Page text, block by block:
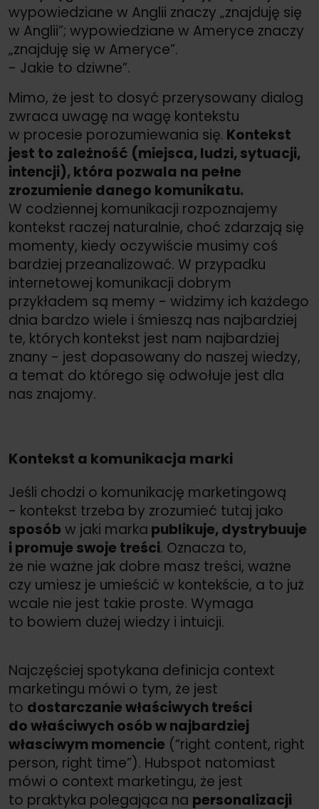
wypowiedziane w Anglii znaczy „znajduję się
w Anglii”; wypowiedziane w Ameryce znaczy
„znajduję się w Ameryce”.
- Jakie to dziwne”.
Mimo, że jest to dosyć przerysowany dialog
zwraca uwagę na wagę kontekstu
w procesie porozumiewania się. Kontekst
jest to zależność (miejsca, ludzi, sytuacji,
intencji), która pozwala na pełne
zrozumienie danego komunikatu.
W codziennej komunikacji rozpoznajemy
kontekst raczej naturalnie, choć zdarzają się
momenty, kiedy oczywiście musimy coś
bardziej przeanalizować. W przypadku
internetowej komunikacji dobrym
przykładem są memy - widzimy ich każdego
dnia bardzo wiele i śmieszą nas najbardziej
te, których kontekst jest nam najbardziej
znany - jest dopasowany do naszej wiedzy,
a temat do którego się odwołuje jest dla
nas znajomy.
Kontekst a komunikacja marki
Jeśli chodzi o komunikację marketingową
- kontekst trzeba by zrozumieć tutaj jako
sposób w jaki marka publikuje, dystrybuuje
i promuje swoje treści. Oznacza to,
że nie ważne jak dobre masz treści, ważne
czy umiesz je umieścić w kontekście, a to już
wcale nie jest takie proste. Wymaga
to bowiem dużej wiedzy i intuicji.
Najczęściej spotykana definicja context
marketingu mówi o tym, że jest
to dostarczanie właściwych treści
do właściwych osób w najbardziej
własciwym momencie (“right content, right
person, right time”). Hubspot natomiast
mówi o context marketingu, że jest
to praktyka polegająca na personalizacji